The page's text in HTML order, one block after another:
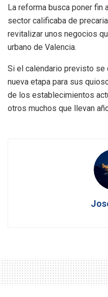
La reforma busca poner fin
sector calificaba de
revitalizar unos negocios
urbano de Valencia.
Si el calendario previsto se
nueva etapa para sus
de los establecimientos
otros muchos que llevan